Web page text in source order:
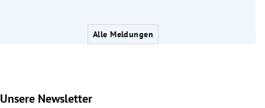
Alle Meldungen
Unsere Newsletter
Slide 1 von 9